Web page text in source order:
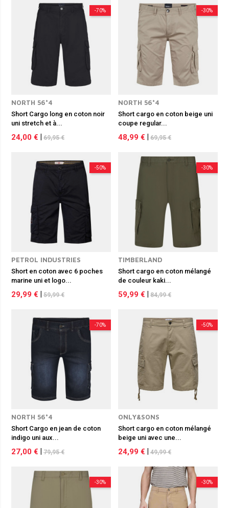
-70%
NORTH 56°4
Short Cargo long en coton noir
uni stretch et à...
24,00 € 69,95 €
-30%
NORTH 56°4
Short cargo en coton beige uni
coupe regular...
48,99 € 69,95 €
-50%
PETROL INDUSTRIES
Short en coton avec 6 poches
marine uni et logo...
29,99 € 59,99 €
-30%
TIMBERLAND
Short cargo en coton mélangé
de couleur kaki...
59,99 € 84,99 €
-70%
NORTH 56°4
Short Cargo en jean de coton
indigo uni aux...
27,00 € 79,95 €
-50%
ONLY&SONS
Short cargo en coton mélangé
beige uni avec une...
24,99 € 49,99 €
-30% -30%